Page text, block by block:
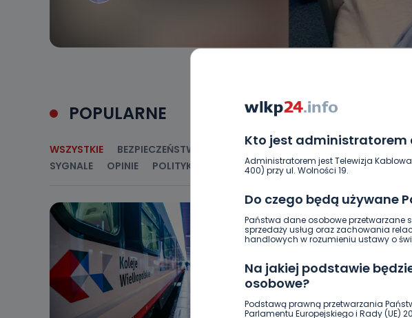
Kto jest administratorem
Administratorem jest Telewizja
400) przy ul. Wolności 19.
Do czego będą używane
Państwa dane osobowe przetwarzane
sprzedaży usług oraz zachowania
handlowych w rozumieniu ustawy o
Na jakiej podstawie
osobowe?
Podstawą prawną przetwarzania
Parlamentu Europejskiego i Rady (UE)
POPULARNE
WSZYSTKIE BEZPIECZEŃSTWO CIEKAWOSTKI
SYGNALE
OPINIE POLITYKA RELIGIA SAMORZĄD ŚRODOWISKO